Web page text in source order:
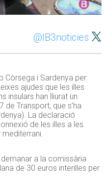
@IB3noticies
Còrsega i Sardenya per
ajudes que les illes
insulars han lliurat un
Transport, que s’ha
La declaració
de les illes a les
a la comissària
de 30 euros interilles per